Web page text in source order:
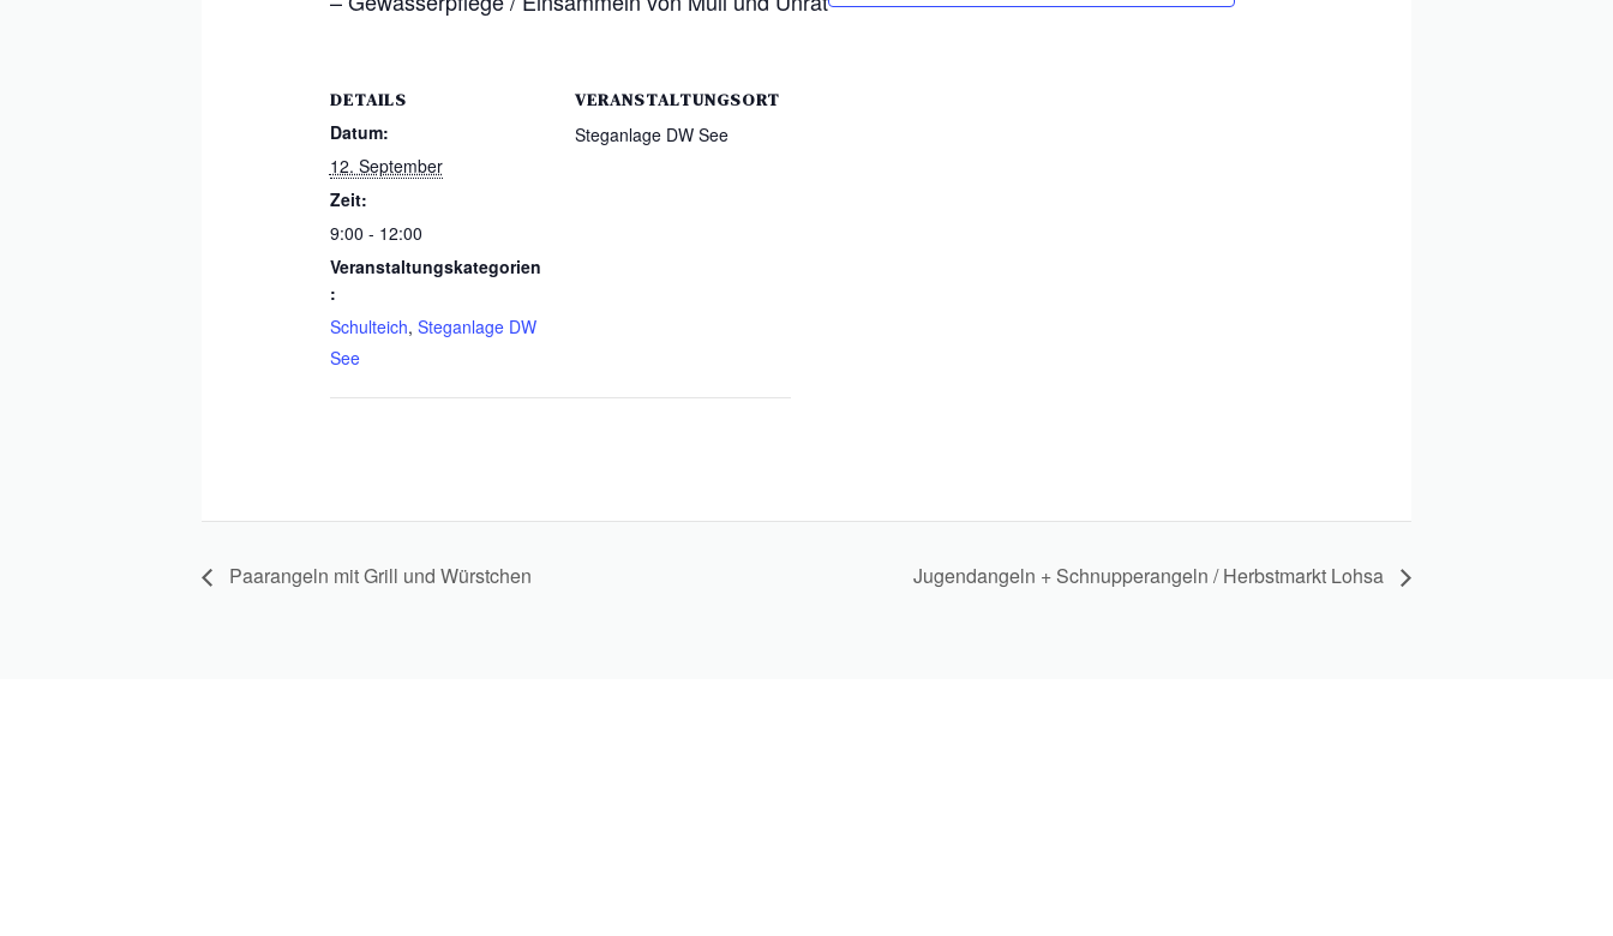
DETAILS
Datum:
12. September
Zeit:
9:00 - 12:00
Veranstaltungskategorien
:
Schulteich, Steganlage DW
See
VERANSTALTUNGSORT
Steganlage DW See
Paarangeln mit Grill und Würstchen Jugendangeln + Schnupperangeln / Herbstmarkt Lohsa